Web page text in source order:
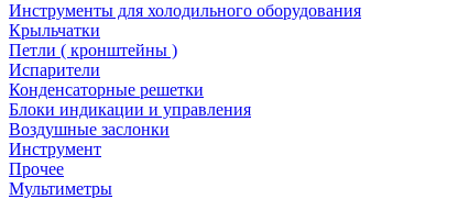
Инструменты для холодильного оборудования
Крыльчатки
Петли ( кронштейны )
Испарители
Конденсаторные решетки
Блоки индикации и управления
Воздушные заслонки
Инструмент
Прочее
Мультиметры